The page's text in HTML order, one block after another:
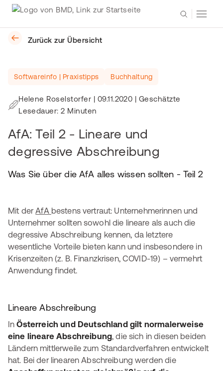
Zurück zur Übersicht
Softwareinfo | Praxistipps Buchhaltung
Helene Roselstorfer | 09.11.2020 | Geschätzte
Lesedauer: 2 Minuten
AfA: Teil 2 - Lineare und
degressive Abschreibung
Was Sie über die AfA alles wissen sollten - Teil 2
Mit derAfA bestens vertraut: Unternehmerinnen und
Unternehmer sollten sowohl die lineare als auch die
degressive Abschreibung kennen, da letztere
wesentliche Vorteile bieten kann und insbesondere in
Krisenzeiten (z. B. Finanzkrisen, COVID-19) – vermehrt
Anwendung findet.
Lineare Abschreibung
InÖsterreich und Deutschland gilt normalerweise
eine lineare Abschreibung, die sich in diesen beiden
Ländern mittlerweile zum Standardverfahren entwickelt
hat. Bei der linearen Abschreibung werden die